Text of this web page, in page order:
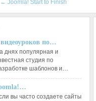
← Joomla! Start to Finish
по…
днях популярная и
студия по
шаблонов и…
вы часто создаете сайты